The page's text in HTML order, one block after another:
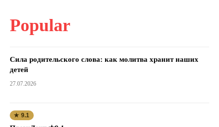
Popular
Сила родительского слова: как молитва хранит наших
детей
27.07.2026
★ 9.1